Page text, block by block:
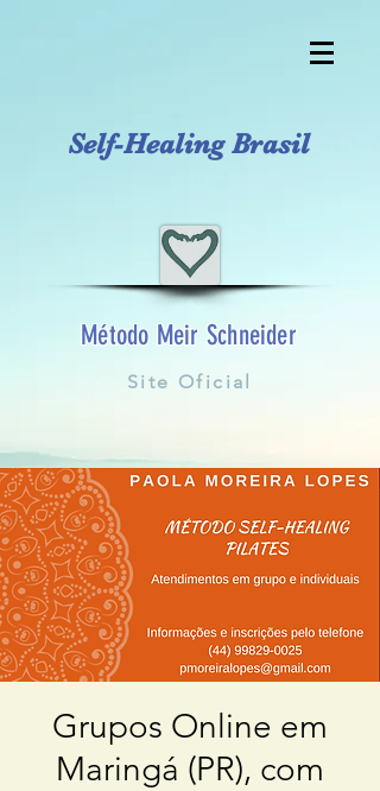
Self-Healing Brasil
Método Meir Schneider
Site Oficial
Grupos Online em
Maringá (PR), com